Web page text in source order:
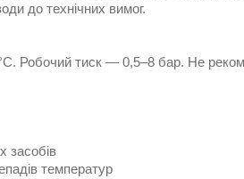
до технічних вимог.
Робочий тиск — 0,5–8 бар. Не
засобів
температур